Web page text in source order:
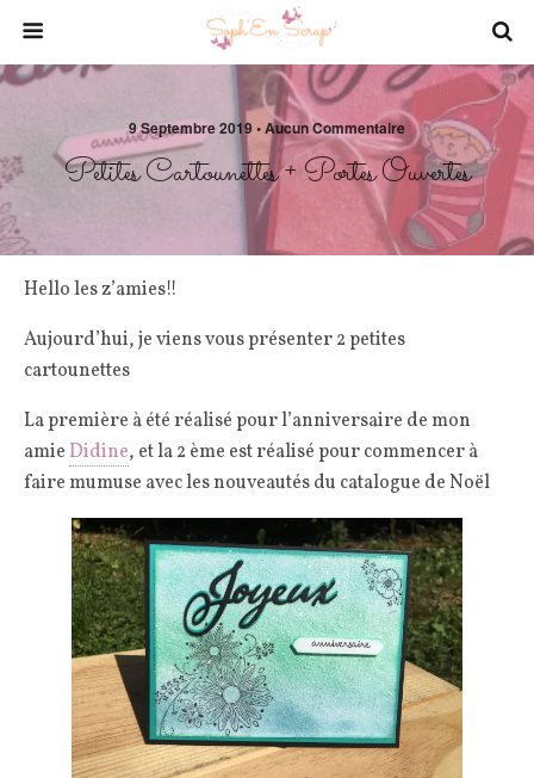
9 Septembre 2019 • Aucun Commentaire
Petites Cartounettes + Portes Ouvertes
Hello les z’amies!!
Aujourd’hui, je viens vous présenter 2 petites
cartounettes
La première à été réalisé pour l’anniversaire de mon
amie Didine, et la 2 ème est réalisé pour commencer à
faire mumuse avec les nouveautés du catalogue de Noël